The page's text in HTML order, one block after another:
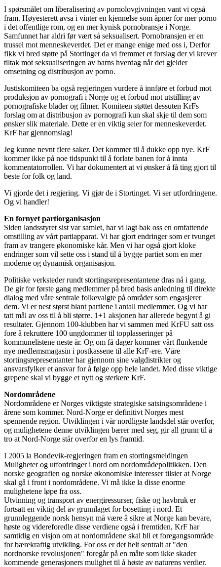
I spørsmålet om liberalisering av pornolovgivningen vant vi også
fram. Høyesterett avsa i vinter en kjennelse som åpner for mer porno
i det offentlige rom, og en mer kynisk pornobransje i Norge.
Samfunnet har aldri før vært så seksualisert. Pornobransjen er en
trussel mot menneskeverdet. Det er mange enige med oss i, Derfor
fikk vi bred støtte på Stortinget da vi fremmet et forslag der vi krever
tiltak mot seksualiseringen av barns hverdag når det gjelder
omsetning og distribusjon av porno.
Justiskomiteen ba også regjeringen vurdere å innføre et forbud mot
produksjon av pornografi i Norge og et forbud mot utstilling av
pornografiske blader og filmer. Komiteen støttet dessuten KrFs
forslag om at distribusjon av pornografi kun skal skje til dem som
ønsker slik materiale. Dette er en viktig seier for menneskeverdet.
KrF har gjennomslag!
Jeg kunne nevnt flere saker. Det kommer til å dukke opp nye. KrF
kommer ikke på noe tidspunkt til å forlate banen for å innta
kommentatorrollen. Vi har dokumentert at vi ønsker å få ting gjort til
beste for folk og land.
Vi gjorde det i regjering. Vi gjør de i Stortinget. Vi ser utfordringene.
Og vi handler!
En fornyet partiorganisasjon
Siden landsstyret sist var samlet, har vi lagt bak oss en omfattende
omstilling av vårt partiapparat. Vi har gjort endringer som er tvunget
fram av trangere økonomiske kår. Men vi har også gjort kloke
endringer som vil sette oss i stand til å bygge partiet som en mer
moderne og dynamisk organisasjon.
Politiske verksteder rundt stortingsrepresentantene dras nå i gang.
De gir for første gang medlemmer på bred basis anledning til direkte
dialog med våre sentrale folkevalgte på områder som engasjerer
dem. Vi er nest størst blant partiene i antall medlemmer. Og vi har
tatt mål av oss til å bli større. 1+1 aksjonen har allerede begynt å gi
resultater. Gjennom 100-klubben har vi sammen med KrFU satt oss
fore å rekruttere 100 ungdommer til topplasseringer på
kommunelistene neste år. Og om få dager kommer vårt flunkende
nye medlemsmagasin i postkassene til alle KrF-ere. Våre
stortingsrepresentanter har gjennom sine valgdistrikter og
ansvarsfylker et ansvar for å følge opp hele landet. Med disse viktige
grepene skal vi bygge et nytt og sterkere KrF.
Nordområdene
Nordområdene er Norges viktigste strategiske satsingsområdene i
årene som kommer. Nord-Norge er definitivt Norges mest
spennende region. Utviklingen i vår nordligste landsdel står overfor,
og mulighetene denne utviklingen bærer med seg, gir all grunn til å
tro at Nord-Norge står overfor en lys framtid.
I 2005 la Bondevik-regjeringen fram en stortingsmeldingen
Muligheter og utfordringer i nord om nordområdepolitikken. Den
norske geografien og norske økonomiske interesser tilsier at Norge
skal gå i front i nordområdene. Vi må ikke la disse enorme
mulighetene løpe fra oss.
Utvinning og transport av energiressurser, fiske og havbruk er
fortsatt en viktig del av grunnlaget for bosetting i nord. Et
grunnleggende norsk hensyn må være å sikre at Norge kan bevare,
høste og videreforedle disse verdiene også i fremtiden, KrF har
samtidig en visjon om at nordområdene skal bli et foregangsområde
for bærekraftig utvikling. For oss er det helt sentralt at "den
nordnorske revolusjonen" foregår på en måte som ikke skader
kommende generasjoners mulighet til å høste av naturens verdier.